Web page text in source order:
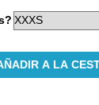
A LA